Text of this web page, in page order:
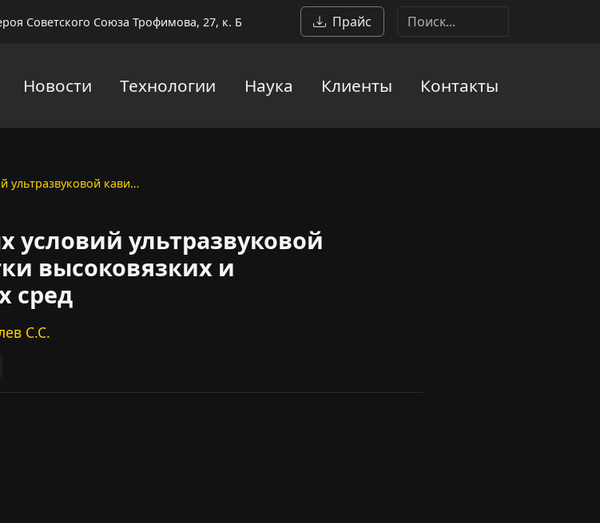
Советского Союза Трофимова, 27, к. Б Прайс
Новости Технологии Наука Клиенты Контакты
ультразвуковой кави…
ультразвуковой
высоковязких и
сред
С.С.